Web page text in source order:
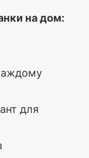
на дом:
для